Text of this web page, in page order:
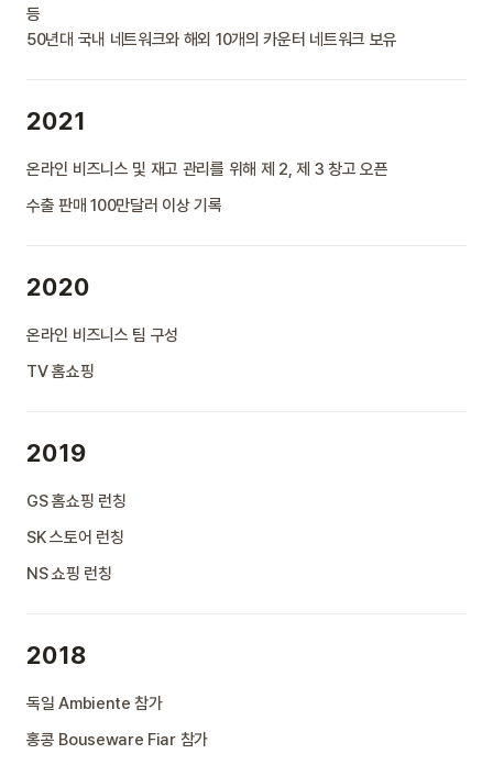
등
50년대 국내 네트워크와 해외 10개의 카운터 네트워크 보유
2021
온라인 비즈니스 및 재고 관리를 위해 제 2, 제 3 창고 오픈
수출 판매 100만달러 이상 기록
2020
온라인 비즈니스 팀 구성
TV 홈쇼핑
2019
GS 홈쇼핑 런칭
SK 스토어 런칭
NS 쇼핑 런칭
2018
독일 Ambiente 참가
홍콩 Bouseware Fiar 참가